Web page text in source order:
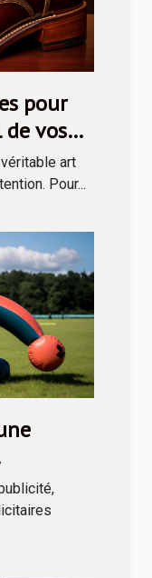
pour
vos
cirage
art
Pour...